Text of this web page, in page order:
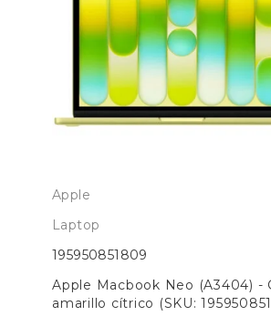
Apple
Laptop
195950851809
Apple Macbook Neo (A3404) -
amarillo cítrico (SKU: